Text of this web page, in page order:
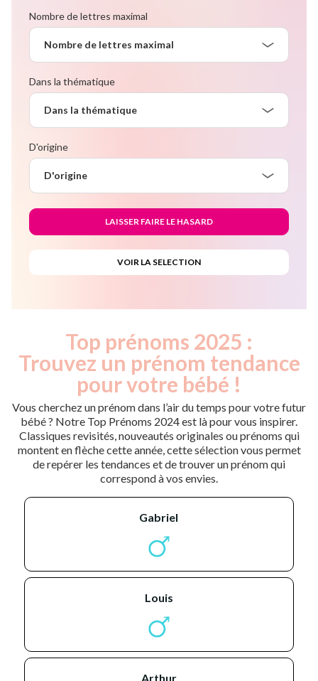
Nombre de lettres maximal
Nombre de lettres maximal
Dans la thématique
Dans la thématique
D'origine
D'origine
Top prénoms 2025 :
Trouvez un prénom tendance
pour votre bébé !
Vous cherchez un prénom dans l’air du temps pour votre futur
bébé ? Notre Top Prénoms 2024 est là pour vous inspirer.
Classiques revisités, nouveautés originales ou prénoms qui
montent en flèche cette année, cette sélection vous permet
de repérer les tendances et de trouver un prénom qui
correspond à vos envies.
gabriel
louis
arthur